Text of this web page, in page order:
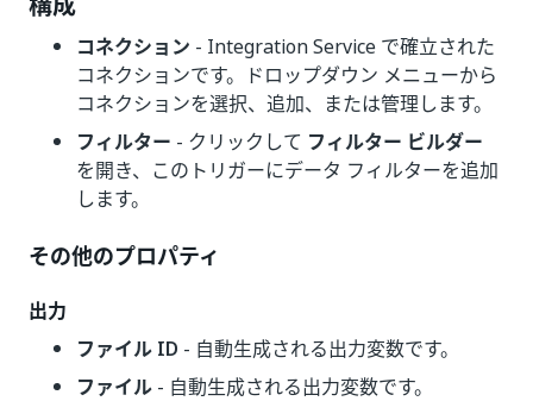
コネクション - Integration Service で確立された
コネクションです。ドロップダウン メニューから
コネクションを選択、追加、または管理します。
フィルター - クリックして フィルター ビルダー
を開き、このトリガーにデータ フィルターを追加
します。
その他のプロパティ
出力
ファイル ID - 自動生成される出力変数です。
ファイル - 自動生成される出力変数です。